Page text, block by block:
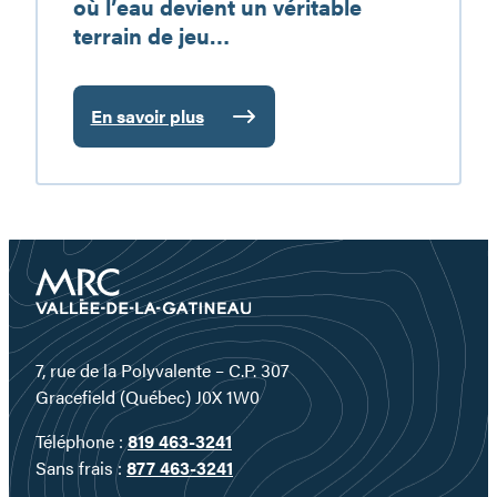
où l’eau devient un véritable
terrain de jeu…
En savoir plus
:
Plongez
au
d’un
territoire
où
l’eau
devient
un
véritable
terrain
de
jeu…
7, rue de la Polyvalente – C.P. 307
Gracefield (Québec) J0X 1W0
Téléphone :819 463-3241
Sans frais : 877 463-3241